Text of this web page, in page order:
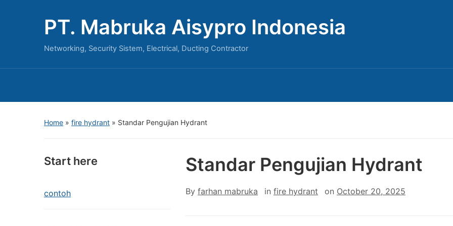
PT. Mabruka Aisypro Indonesia
Networking, Security Sistem, Electrical, Ducting Contractor
Home » fire hydrant » Standar Pengujian Hydrant
Start here
contoh
Standar Pengujian Hydrant
By farhan mabruka in fire hydrant on October 20, 2025